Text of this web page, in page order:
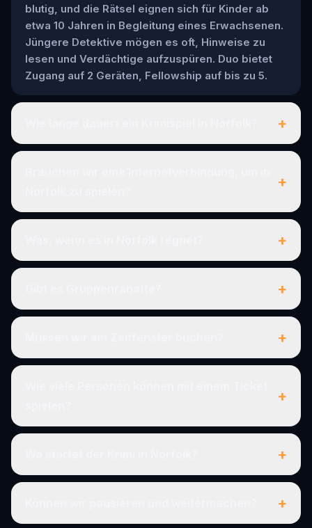
blutig, und die Rätsel eignen sich für Kinder ab
etwa 10 Jahren in Begleitung eines Erwachsenen.
Jüngere Detektive mögen es oft, Hinweise zu
lesen und Verdächtige aufzuspüren. Duo bietet
Zugang auf 2 Geräten, Fellowship auf bis zu 5.
+
+
+
+
+
+
+
+